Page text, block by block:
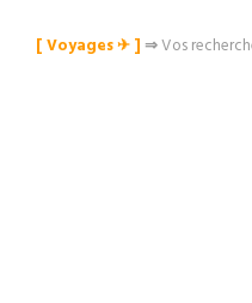
[ Voyages ✈︎ ]⇒Vos